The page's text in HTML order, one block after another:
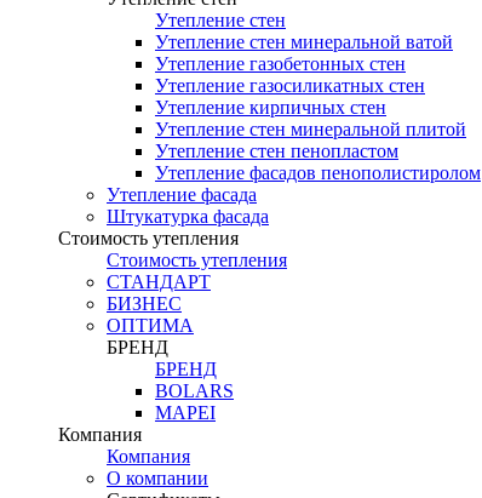
Утепление стен
Утепление стен минеральной ватой
Утепление газобетонных стен
Утепление газосиликатных стен
Утепление кирпичных стен
Утепление стен минеральной плитой
Утепление стен пенопластом
Утепление фасадов пенополистиролом
Утепление фасада
Штукатурка фасада
Стоимость утепления
Стоимость утепления
СТАНДАРТ
БИЗНЕС
ОПТИМА
БРЕНД
БРЕНД
BOLARS
MAPEI
Компания
Компания
О компании